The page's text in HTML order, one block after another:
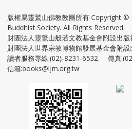
版權屬靈鷲山佛教教團所有 Copyright ©
Buddhist Society. All Rights Reserved.
財團法人靈鷲山般若文教基金會附設出
財團法人世界宗教博物館發展基金會附
讀者服務專線:(02)-8231-6532 傳真
信箱:books@ljm.org.tw